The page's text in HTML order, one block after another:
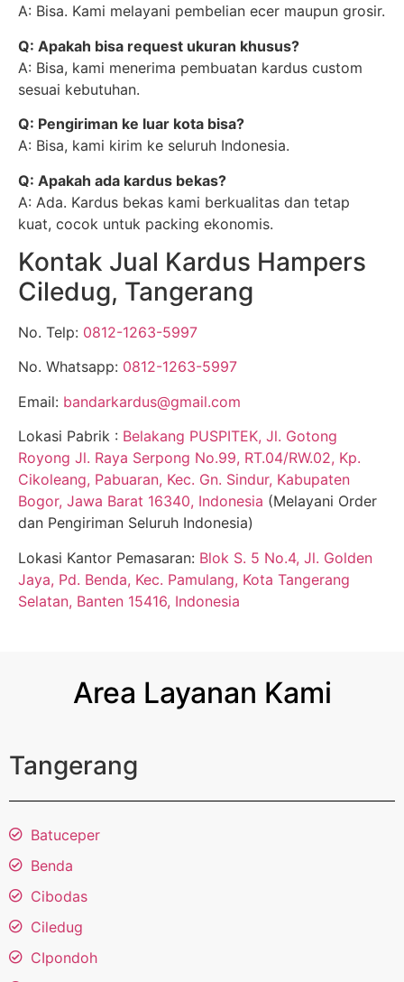
A: Bisa. Kami melayani pembelian ecer maupun grosir.
Q: Apakah bisa request ukuran khusus?
A: Bisa, kami menerima pembuatan kardus custom
sesuai kebutuhan.
Q: Pengiriman ke luar kota bisa?
A: Bisa, kami kirim ke seluruh Indonesia.
Q: Apakah ada kardus bekas?
A: Ada. Kardus bekas kami berkualitas dan tetap
kuat, cocok untuk packing ekonomis.
Kontak Jual Kardus Hampers
Ciledug, Tangerang
No. Telp: 0812-1263-5997
No. Whatsapp: 0812-1263-5997
Email: bandarkardus@gmail.com
Lokasi Pabrik : Belakang PUSPITEK, Jl. Gotong
Royong Jl. Raya Serpong No.99, RT.04/RW.02, Kp.
Cikoleang, Pabuaran, Kec. Gn. Sindur, Kabupaten
Bogor, Jawa Barat 16340, Indonesia (Melayani Order
dan Pengiriman Seluruh Indonesia)
Lokasi Kantor Pemasaran: Blok S. 5 No.4, Jl. Golden
Jaya, Pd. Benda, Kec. Pamulang, Kota Tangerang
Selatan, Banten 15416, Indonesia
Area Layanan Kami
Tangerang
Batuceper
Benda
Cibodas
Ciledug
CIpondoh